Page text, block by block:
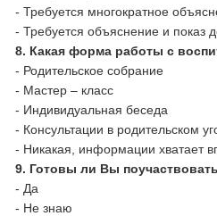
- Требуется многократное
- Требуется объяснение и показ
8. Какая форма работы с
- Родительское собрание
- Мастер – класс
- Индивидуальная беседа
- Консультации в родительском
- Никакая, информации хватает
9. Готовы ли Вы
- Да
- Не знаю